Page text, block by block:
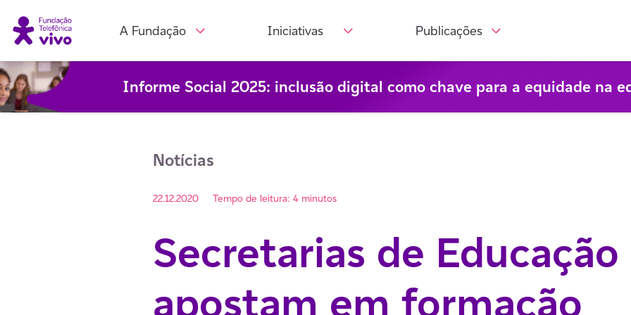
Informe Social 2025: inclusão digital como chave para a equidade na
A Fundação Iniciativas Publicações
Notícias
22.12.2020 Tempo de leitura: 4 minutos
Secretarias de Educação
apostam em formação